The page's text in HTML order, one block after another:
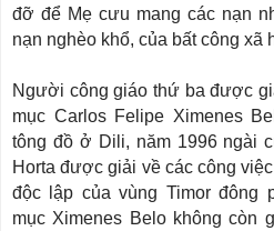
đỡ để Mẹ cưu mang các nạn
nạn nghèo khổ, của bất công xã
Người công giáo thứ ba được
mục Carlos Felipe Ximenes
tông đồ ở Dili, năm 1996 ngài
Horta được giải về các công
độc lập của vùng Timor đông
mục Ximenes Belo không còn